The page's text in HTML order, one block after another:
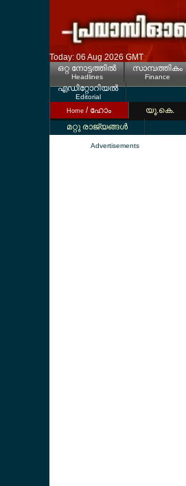
Today: 06 Aug 2026 GMT
ഒറ്റ നോട്ടത്തില്‍
Headlines
സാമ്പത്തികം
Finance
എഡിറ്റോറിയല്‍
Editorial
Home / ഹോം യൂ.കെ.
മറ്റു രാജ്യങ്ങള്‍
Advertisements